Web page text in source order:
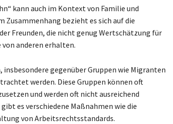
kann auch im Kontext von Familie und
Zusammenhang bezieht es sich auf die
Freunden, die nicht genug Wertschätzung für
anderen erhalten.
insbesondere gegenüber Gruppen wie Migranten
werden. Diese Gruppen können oft
und werden oft nicht ausreichend
es verschiedene Maßnahmen wie die
von Arbeitsrechtsstandards.